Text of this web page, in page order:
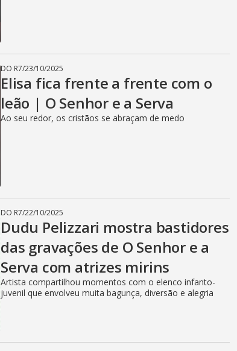
DO R7/23/10/2025
Elisa fica frente a frente com o
leão | O Senhor e a Serva
Ao seu redor, os cristãos se abraçam de medo
DO R7/22/10/2025
Dudu Pelizzari mostra bastidores
das gravações de O Senhor e a
Serva com atrizes mirins
Artista compartilhou momentos com o elenco infanto-
juvenil que envolveu muita bagunça, diversão e alegria